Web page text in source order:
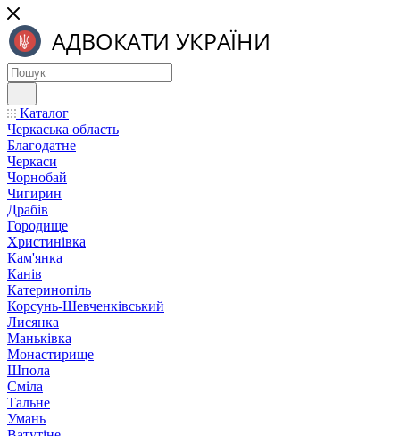
Каталог
Черкаська область
Благодатне
Черкаси
Чорнобай
Чигирин
Драбів
Городище
Христинівка
Кам'янка
Канів
Катеринопіль
Корсунь-Шевченківський
Лисянка
Маньківка
Монастирище
Шпола
Сміла
Тальне
Умань